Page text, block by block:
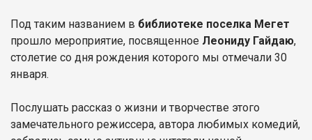
Под таким названием в библиотеке поселка Мегет
прошло мероприятие, посвященное Леониду Гайдаю,
столетие со дня рождения которого мы отмечали 30
января.
Послушать рассказ о жизни и творчестве этого
замечательного режиссера, автора любимых комедий,